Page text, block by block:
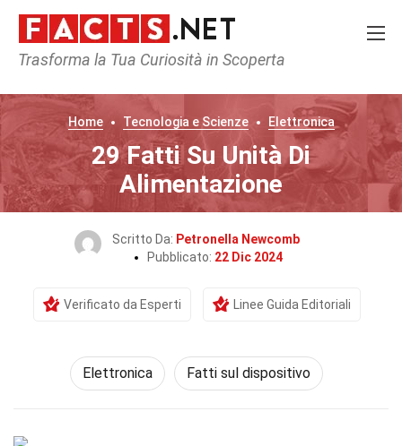
Trasforma la Tua Curiosità in Scoperta
Home Tecnologia e Scienze Elettronica
29 Fatti Su Unità Di
Alimentazione
Scritto Da: Petronella Newcomb
Pubblicato: 22 Dic 2024
Verificato da Esperti Linee Guida Editoriali
Elettronica Fatti sul dispositivo